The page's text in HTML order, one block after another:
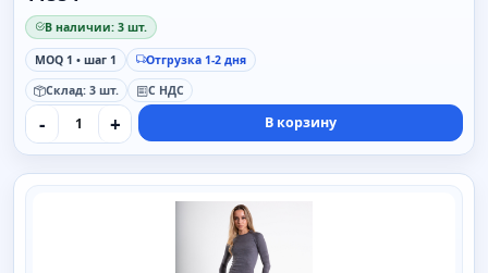
В наличии: 3 шт.
MOQ 1 • шаг 1
Отгрузка 1-2 дня
Склад: 3 шт.
С НДС
- + В корзину
SAIMAA